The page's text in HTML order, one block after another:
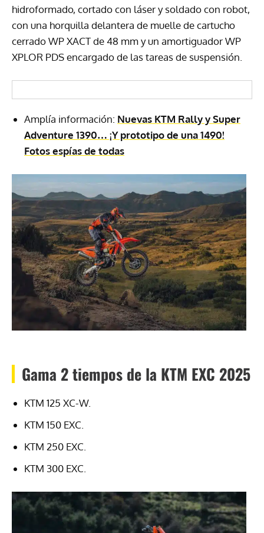
hidroformado, cortado con láser y soldado con robot,
con una horquilla delantera de muelle de cartucho
cerrado WP XACT de 48 mm y un amortiguador WP
XPLOR PDS encargado de las tareas de suspensión.
Amplía información: Nuevas KTM Rally y Super
Adventure 1390… ¡Y prototipo de una 1490!
Fotos espías de todas
Gama 2 tiempos de la KTM EXC 2025
KTM 125 XC-W.
KTM 150 EXC.
KTM 250 EXC.
KTM 300 EXC.